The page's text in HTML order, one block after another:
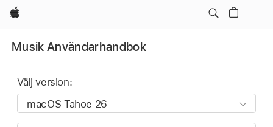
Apple
Musik Användarhandbok
Välj version: